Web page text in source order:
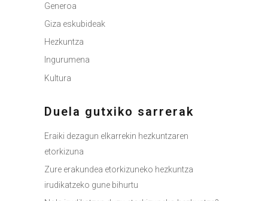
Generoa
Giza eskubideak
Hezkuntza
Ingurumena
Kultura
Duela gutxiko sarrerak
Eraiki dezagun elkarrekin hezkuntzaren
etorkizuna
Zure erakundea etorkizuneko hezkuntza
irudikatzeko gune bihurtu